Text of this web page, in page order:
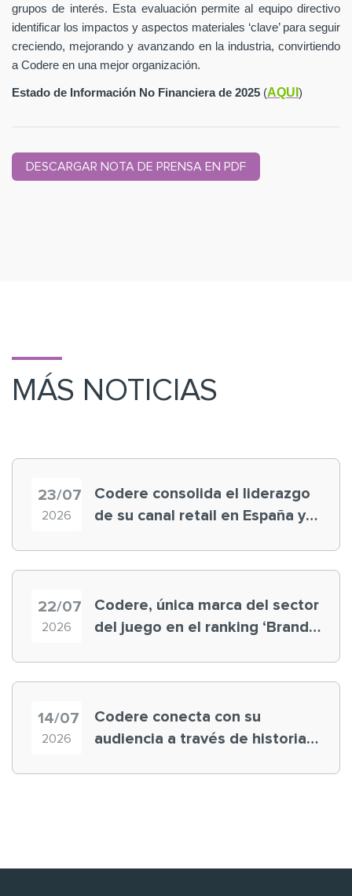
grupos de interés. Esta evaluación permite al equipo directivo
identificar los impactos y aspectos materiales ‘clave’ para seguir
creciendo, mejorando y avanzando en la industria, convirtiendo
a Codere en una mejor organización.
Estado de Información No Financiera de 2025 (AQUI )
DESCARGAR NOTA DE PRENSA EN PDF
MÁS NOTICIAS
23/07
2026
Codere consolida el liderazgo
de su canal retail en España y
22/07
2026
Codere, única marca del sector
del juego en el ranking ‘Brand
14/07
2026
Codere conecta con su
audiencia a través de historias